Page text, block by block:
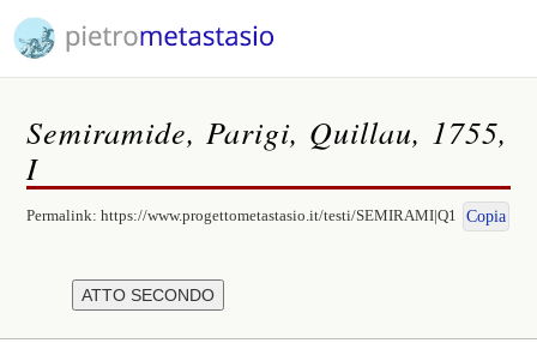
Semiramide, Parigi, Quillau, 1755,
I
Permalink:https://www.progettometastasio.it/testi/SEMIRAMI|Q1 Copia